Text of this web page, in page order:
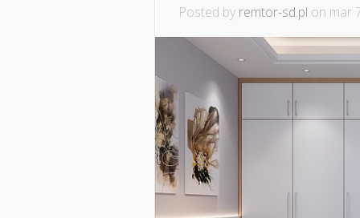
Posted by remtor-sd.pl on mar